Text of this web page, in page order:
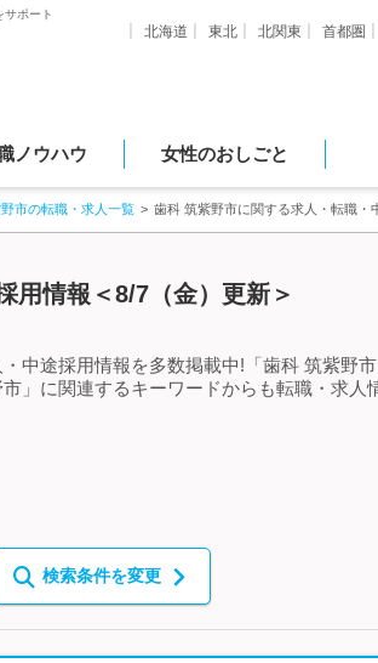
サポート
北海道 東北 北関東 首都圏
ノウハウ 女性のおしごと
市の転職・求人一覧 歯科 筑紫野市に関する求人・転職・
用情報＜8/7（金）更新＞
中途採用情報を多数掲載中!「歯科 筑紫野
」に関連するキーワードからも転職・求人
検索条件を変更